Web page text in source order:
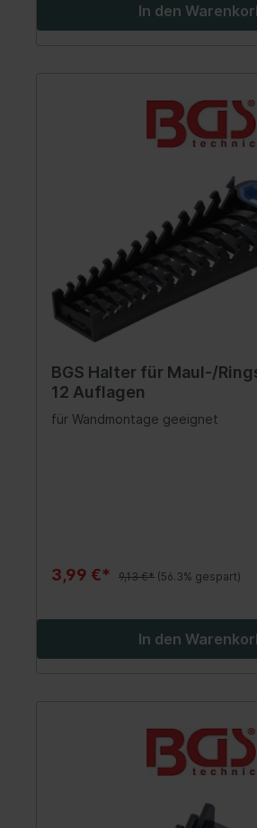
In den
BGS Halter für Maul-/
12 Auflagen
für Wandmontage geeignet
3,99 €* 9,13 €* (56.3% gespart)
In den